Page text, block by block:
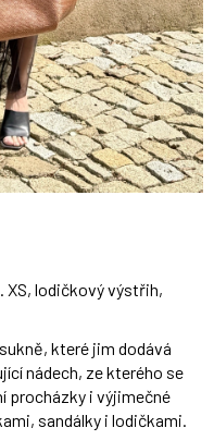
XS, lodičkový výstřih,
které jim dodává
nádech, ze kterého se
procházky i výjimečné
sandálky i lodičkami.